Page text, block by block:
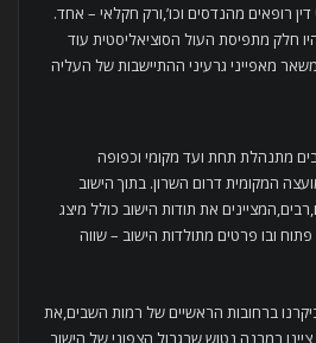
דין רופאים מהנדסים וכו’,ורק חקלאי – אחד.
חלק מתפיסת העול הסוציאליסטית עוד
מאפייני גרעיני ההתיישבות של העליה
מתנהלת תחת ועד מקומי וכפופה
המקומית דרום השרון. בתוך הישוב
את תודות הישוב כולל מיצג
פתוח ובו פרטים מתולדות הישוב – שווה
ברחובות הראשיים של רמות השבים,את
במבנה נטוש שבגבול הצפוני של הישוב